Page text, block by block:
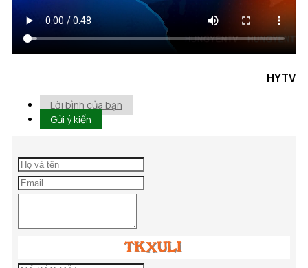
HYTV
Lời bình của bạn
Gửi ý kiến